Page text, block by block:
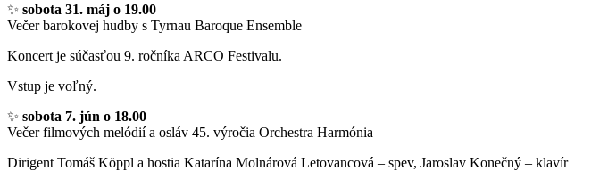
✨ sobota 31. máj o 19.00
Večer barokovej hudby s Tyrnau Baroque Ensemble
Koncert je súčasťou 9. ročníka ARCO Festivalu.
Vstup je voľný.
✨ sobota 7. jún o 18.00
Večer filmových melódií a osláv 45. výročia Orchestra Harmónia
Dirigent Tomáš Köppl a hostia Katarína Molnárová Letovancová – spev, Jaroslav Konečný – klavír